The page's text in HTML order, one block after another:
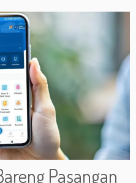
Pasangan